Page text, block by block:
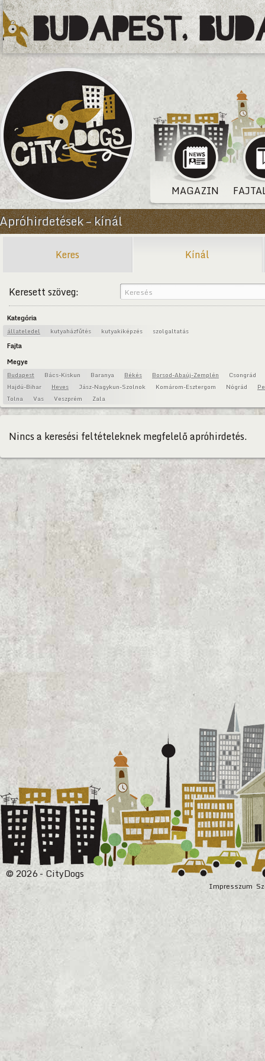
MAGAZIN
Apróhirdetések – kínál
Keres Kínál
Keresett szöveg:
Kategória
állateledel kutyaházfűtés kutyakiképzés szolgaltatás
Fajta
Megye
Budapest Bács-Kiskun Baranya Békés Borsod-Abaúj-Zemplén
Csongrád
Hajdú-Bihar
Heves Jász-Nagykun-Szolnok Komárom-Esztergom Nógrád
Tolna
Vas Veszprém Zala
Nincs a keresési feltételeknek megfelelő apróhirdetés.
Impresszum
© 2026 - CityDogs